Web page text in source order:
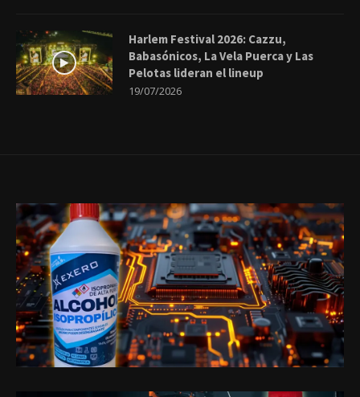
Harlem Festival 2026: Cazzu,
Babasónicos, La Vela Puerca y Las
Pelotas lideran el lineup
19/07/2026